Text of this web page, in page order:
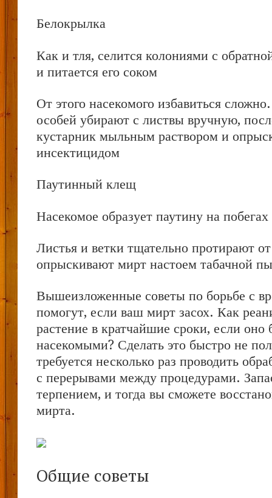
Белокрылка
Как и тля, селится колониями с
и питается его соком
От этого насекомого избавиться
особей убирают с листвы вручную,
кустарник мыльным раствором и
инсектицидом
Паутинный клещ
Насекомое образует паутину на
Листья и ветки тщательно протирают
опрыскивают мирт настоем табачной
Вышеизложенные советы по борьбе с
помогут, если ваш мирт засох. Как
растение в кратчайшие сроки, если
насекомыми? Сделать это быстро не
требуется несколько раз проводить
с перерывами между процедурами.
терпением, и тогда вы сможете
мирта.
Общие советы